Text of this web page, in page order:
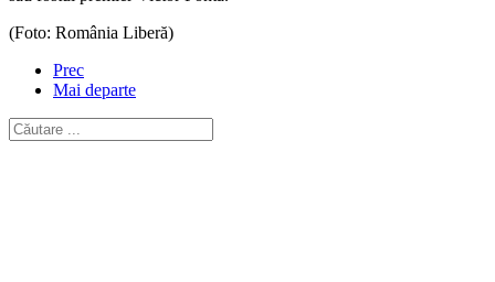
(Foto: România Liberă)
Prec
Mai departe